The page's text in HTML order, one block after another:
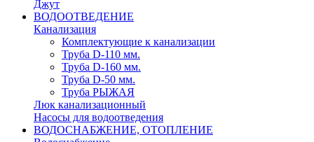
Джут
ВОДООТВЕДЕНИЕ
Канализация
Комплектующие к канализации
Труба D-110 мм.
Труба D-160 мм.
Труба D-50 мм.
Труба РЫЖАЯ
Люк канализационный
Насосы для водоотведения
ВОДОСНАБЖЕНИЕ, ОТОПЛЕНИЕ